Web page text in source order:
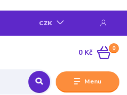
Menu
CZK
0
0 Kč